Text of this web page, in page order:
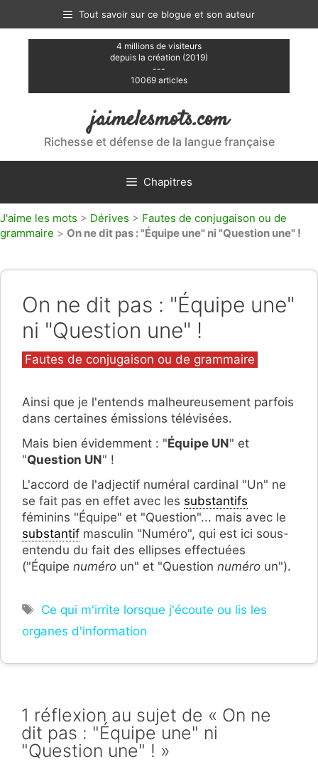
contenu
Tout savoir sur ce blogue et son auteur
4 millions de visiteurs
depuis la création (2019)
---
10069 articles
jaimelesmots.com
Richesse et défense de la langue française
Chapitres
J'aime les mots > Dérives > Fautes de conjugaison ou de
grammaire > On ne dit pas : "Équipe une" ni "Question une" !
On ne dit pas : "Équipe une"
ni "Question une" !
Catégories
Fautes de conjugaison ou de grammaire
Ainsi que je l'entends malheureusement parfois
dans certaines émissions télévisées.
Mais bien évidemment : "Équipe UN" et
"Question UN" !
L'accord de l'adjectif numéral cardinal "Un" ne
se fait pas en effet avec les substantifs
féminins "Équipe" et "Question"... mais avec le
substantif masculin "Numéro", qui est ici sous-
entendu du fait des ellipses effectuées
("Équipe numéro un" et "Question numéro un").
Étiquettes
Ce qui m'irrite lorsque j'écoute ou lis les
organes d'information
1 réflexion au sujet de « On ne
dit pas : "Équipe une" ni
"Question une" ! »